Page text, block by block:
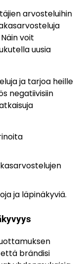
arvosteluihin
voit
uusia
ja tarjoa heille
negatiivisiin
ja läpinäkyviä.
brändisi